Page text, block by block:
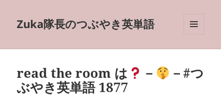
Zuka隊長のつぶやき英単語
ーとウ
read the room は －
－#つ
ぶやき英単語 1877